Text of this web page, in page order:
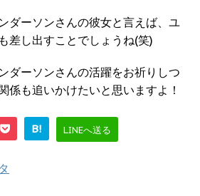
ダーソンさんの彼女と言えば、ユ
差し出すことでしょうね(笑)
ダーソンさんの活躍をお祈りしつ
係も追いかけたいと思いますよ！
B! LINEへ送る